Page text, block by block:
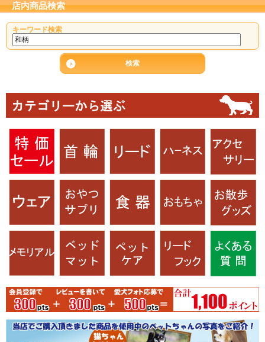
店内商品検索
キーワード検索